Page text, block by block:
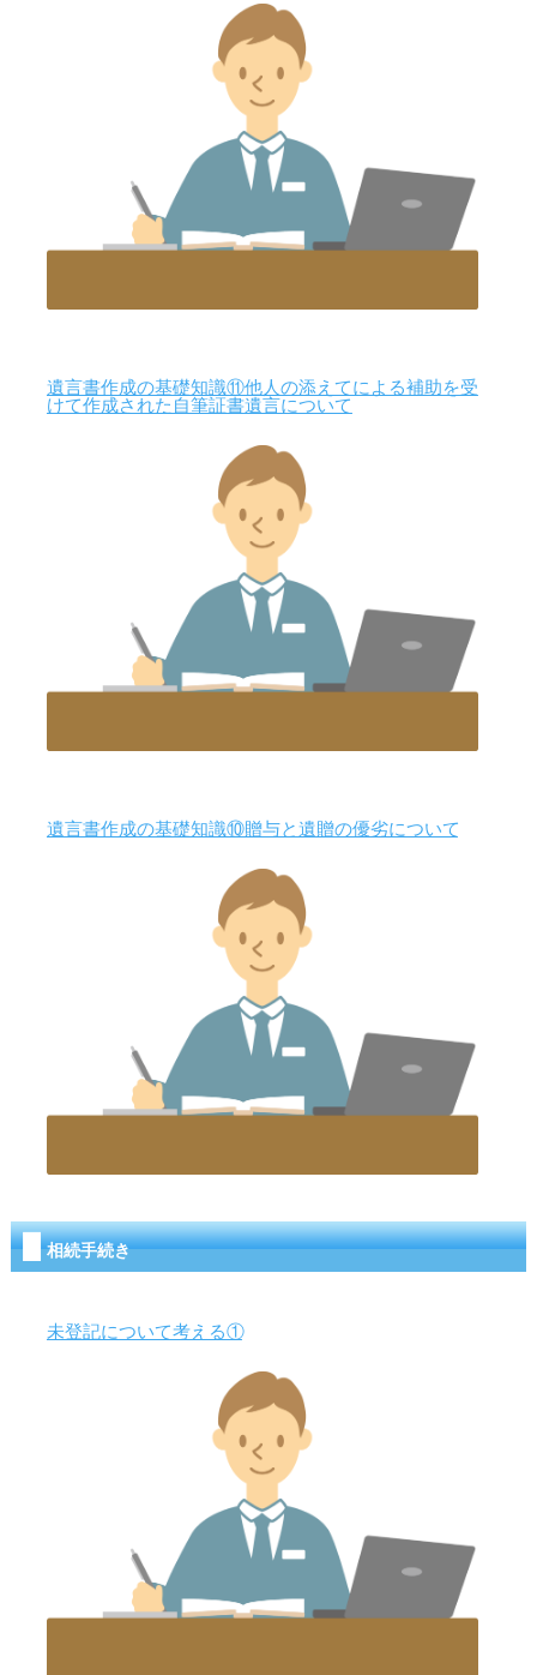
遺言書作成の基礎知識⑪他人の添えてによる補助を受
けて作成された自筆証書遺言について
遺言書作成の基礎知識⑩贈与と遺贈の優劣について
相続手続き
未登記について考える①